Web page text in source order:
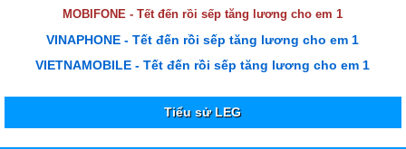
MOBIFONE - Tết đến rồi sếp tăng lương cho em 1
VINAPHONE - Tết đến rồi sếp tăng lương cho em 1
VIETNAMOBILE - Tết đến rồi sếp tăng lương cho em 1
Tiểu sử LEG